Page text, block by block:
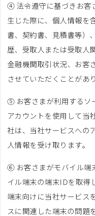
④ 法令遵守に基づきお客
生じた際に、個人情報を
書、契約書、見積書等）
歴、受取人または受取人
金融機関取引状況、お客
させていただくことがあ
⑤ お客さまが利用するソ
アカウントを使用して当
社は、当社サービスへの
人情報を受け取ります。
⑥ お客さまがモバイル端
イル端末の端末IDを取得
端末向けに当社サービス
スに関連した端末の問題